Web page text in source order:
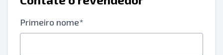
Primeiro nome*